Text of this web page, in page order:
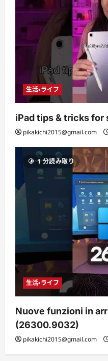
生活・ライフ
iPad tips & tricks for
pikakichi2015@gmail.com
1 分読み取り
生活・ライフ
Nuove funzioni in
(26300.9032)
pikakichi2015@gmail.com